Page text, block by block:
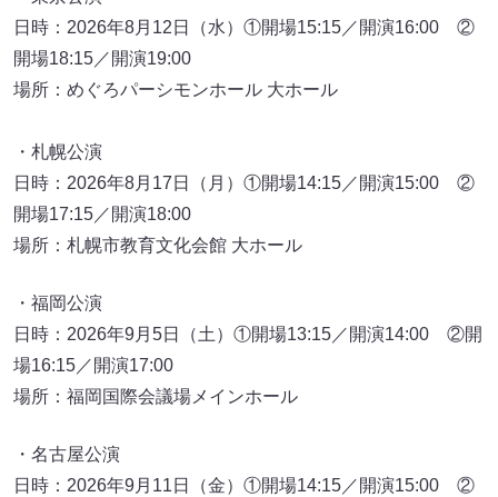
日時：2026年8月12日（水）①開場15:15／開演16:00 ②
開場18:15／開演19:00
場所：めぐろパーシモンホール 大ホール
・札幌公演
日時：2026年8月17日（月）①開場14:15／開演15:00 ②
開場17:15／開演18:00
場所：札幌市教育文化会館 大ホール
・福岡公演
日時：2026年9月5日（土）①開場13:15／開演14:00 ②開
場16:15／開演17:00
場所：福岡国際会議場メインホール
・名古屋公演
日時：2026年9月11日（金）①開場14:15／開演15:00 ②